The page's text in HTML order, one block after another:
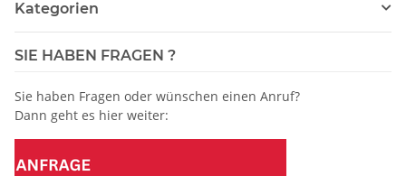
Kategorien
SIE HABEN FRAGEN ?
Sie haben Fragen oder wünschen einen Anruf?
Dann geht es hier weiter: